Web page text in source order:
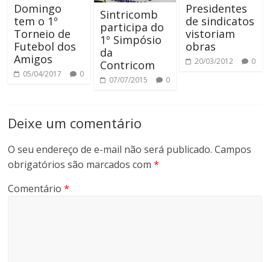
Domingo
tem o 1º
Torneio de
Futebol dos
Amigos
05/04/2017 0
Sintricomb
participa do
1º Simpósio
da
Contricom
07/07/2015 0
Presidentes
de sindicatos
vistoriam
obras
20/03/2012 0
Deixe um comentário
O seu endereço de e-mail não será publicado. Campos
obrigatórios são marcados com*
Comentário*